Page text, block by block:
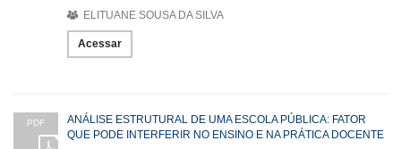
ELITUANE SOUSA DA SILVA
Acessar
PDF
ANÁLISE ESTRUTURAL DE UMA ESCOLA PÚBLICA: FATOR
QUE PODE INTERFERIR NO ENSINO E NA PRÁTICA DOCENTE